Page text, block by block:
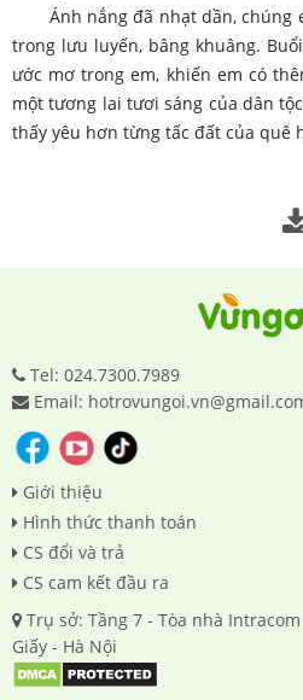
Ánh nắng đã nhạt dần, chúng
trong lưu luyến, bâng khuâng.
ước mơ trong em, khiến em có
một tương lai tươi sáng của dân
thấy yêu hơn từng tấc đất của quê
Tel: 024.7300.7989
Email:
Giới thiệu
Hình thức thanh toán
CS đổi và trả
CS cam kết đầu ra
Trụ sở: Tầng 7 - Tòa nhà
Giấy - Hà Nội